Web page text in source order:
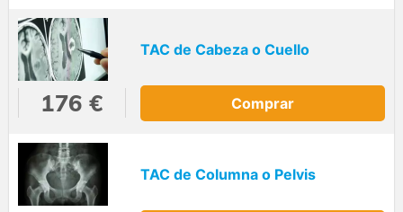
TAC de Cabeza o Cuello
176 € Comprar
TAC de Columna o Pelvis